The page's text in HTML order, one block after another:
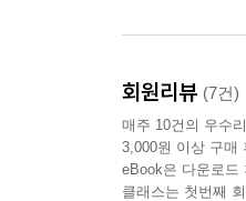
회원리뷰 (7건)
매주 10건의 우수
3,000원 이상 구매
eBook은 다운로드
클래스는 첫번째